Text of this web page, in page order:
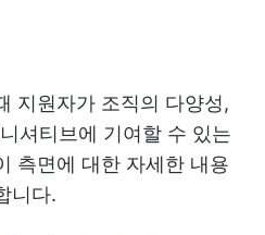
지원자가 조직의 다양성,
셔티브에 기여할 수 있는
측면에 대한 자세한 내용
니다.